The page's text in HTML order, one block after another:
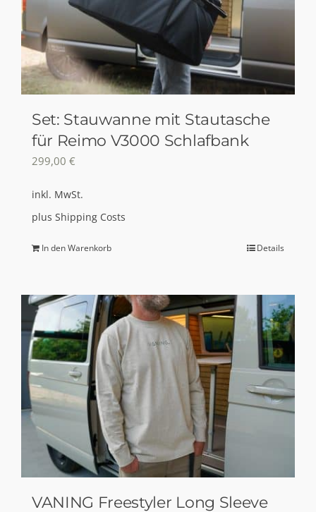
Set: Stauwanne mit Stautasche
für Reimo V3000 Schlafbank
299,00 €
inkl. MwSt.
plus Shipping Costs
In den Warenkorb Details
VANING Freestyler Long Sleeve